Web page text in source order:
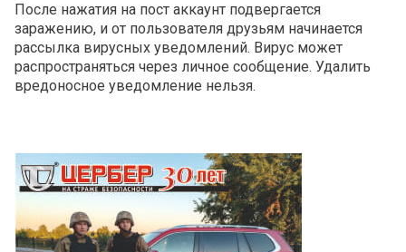
После нажатия на пост аккаунт подвергается
заражению, и от пользователя друзьям начинается
рассылка вирусных уведомлений. Вирус может
распространяться через личное сообщение. Удалить
вредоносное уведомление нельзя.